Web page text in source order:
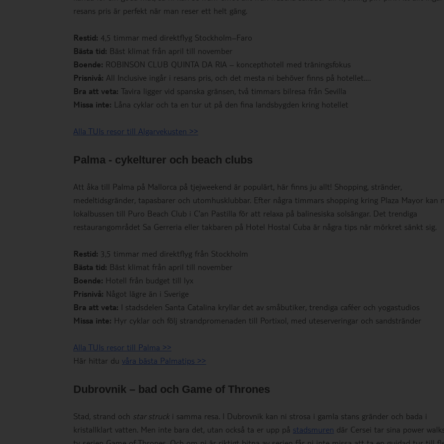
resans pris är perfekt när man reser ett helt gäng.
Restid: 4,5 timmar med direktflyg Stockholm–Faro
Bästa tid: Bäst klimat från april till november
Boende: ROBINSON CLUB QUINTA DA RIA – koncepthotell med träningsfokus
Prisnivå: All Inclusive ingår i resans pris, och det mesta ni behöver finns på hotellet….
Bra att veta: Tavira ligger vid spanska gränsen, två timmars bilresa från Sevilla
Missa inte: Låna cyklar och ta en tur ut på den fina landsbygden kring hotellet
Alla TUIs resor till Algarvekusten >>
Palma - cykelturer och beach clubs
Att åka till Palma på Mallorca på tjejweekend är populärt, här finns ju allt! Shopping, stränder,
medeltidsgränder, tapasbarer och utomhusklubbar. Efter några timmars shopping kring Plaza Mayor kan
lokalbussen till Puro Beach Club i C’an Pastilla för att relaxa på balinesiska solsängar. Det trendiga
restaurangområdet Sa Gerreria eller takbaren på Hotel Hostal Cuba är några tips när mörkret sänkt sig.
Restid: 3,5 timmar med direktflyg från Stockholm
Bästa tid: Bäst klimat från april till november
Boende: Hotell från budget till lyx
Prisnivå: Något lägre än i Sverige
Bra att veta: I stadsdelen Santa Catalina kryllar det av småbutiker, trendiga caféer och yogastudios
Missa inte: Hyr cyklar och följ strandpromenaden till Portixol, med uteserveringar och sandstränder
Alla TUIs resor till Palma >>
Här hittar du våra bästa Palmatips >>
Dubrovnik – bad och Game of Thrones
Stad, strand och star strucki samma resa. I Dubrovnik kan ni strosa i gamla stans gränder och bada i
kristallklart vatten. Men inte bara det, utan också ta er upp på stadsmuren där Cersei tar sina power